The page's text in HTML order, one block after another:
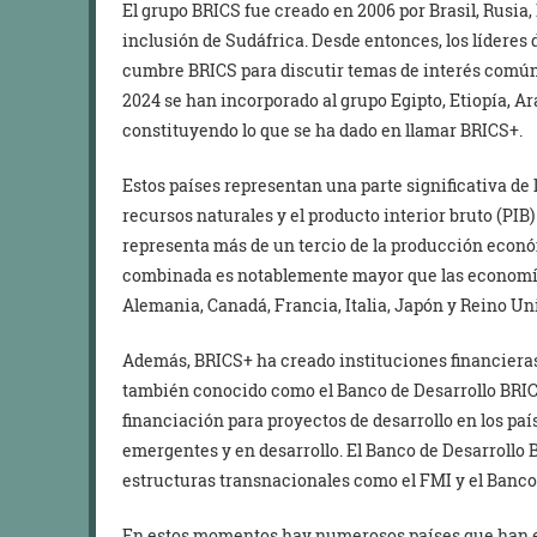
El grupo BRICS fue creado en 2006 por Brasil,
inclusión de Sudáfrica. Desde entonces, los
cumbre BRICS para discutir temas de interés
2024 se han incorporado al grupo Egipto, Etiopía,
constituyendo lo que se ha dado en llamar BRICS+.
Estos países representan una parte significativa de
recursos naturales y el producto interior bruto (PIB)
representa más de un tercio de la producción
combinada es notablemente mayor que las
Alemania, Canadá, Francia, Italia, Japón y Reino
Además, BRICS+ ha creado instituciones
también conocido como el Banco de Desarrollo
financiación para proyectos de desarrollo en los
emergentes y en desarrollo. El Banco de Desarrollo
estructuras transnacionales como el FMI y el